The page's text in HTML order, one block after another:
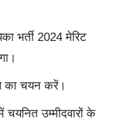
भर्ती 2024 मेरिट
का चयन करें।
उम्मीदवारों के